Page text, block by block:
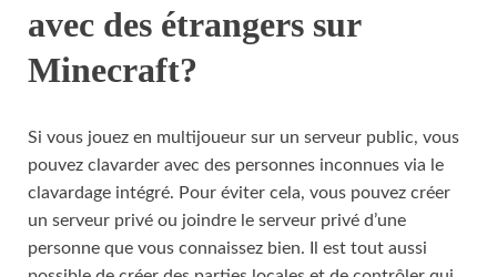
avec des étrangers sur
Minecraft?
Si vous jouez en multijoueur sur un serveur public, vous
pouvez clavarder avec des personnes inconnues via le
clavardage intégré. Pour éviter cela, vous pouvez créer
un serveur privé ou joindre le serveur privé d’une
personne que vous connaissez bien. Il est tout aussi